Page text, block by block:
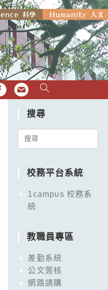
EMAIL
件），請歷史科及關心歷史
搜尋
Search
校務平台系統
1campus 校務系
統
教職員專區
差勤系統
公文簽核
網路請購